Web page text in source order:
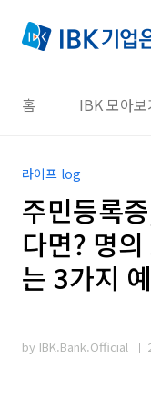
홈 IBK 모아보
라이프 log
주민등록
다면? 명
는 3가지
by IBK.Bank.Official